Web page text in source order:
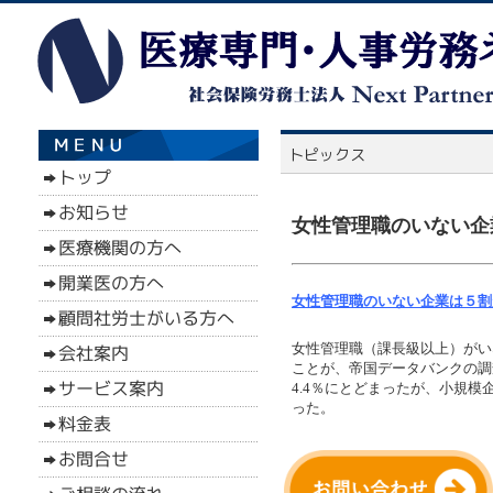
女性管理職のいない
女性管理職のいない企業は５
女性管理職（課長級以上）が
ことが、帝国データバンクの
4.4％にとどまったが、小規模
った。